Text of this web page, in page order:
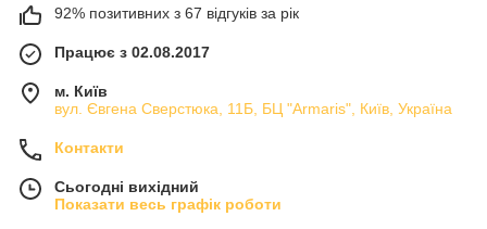
92% позитивних з 67 відгуків за рік
Працює з 02.08.2017
м. Київ
вул. Євгена Сверстюка, 11Б, БЦ "Armaris", Київ, Україна
Контакти
Сьогодні вихідний
Показати весь графік роботи